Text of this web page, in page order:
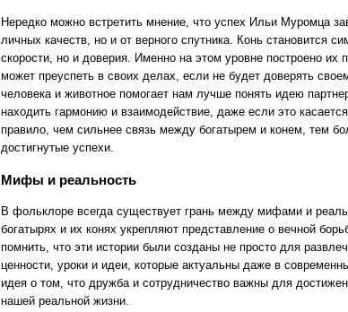
Нередко можно встретить мнение, что успех Ильи Муромца
личных качеств, но и от верного спутника. Конь становится
скорости, но и доверия. Именно на этом уровне построено их
может преуспеть в своих делах, если не будет доверять
человека и животное помогает нам лучше понять идею
находить гармонию и взаимодействие, даже если это
правило, чем сильнее связь между богатырем и конем, тем
достигнутые успехи.
Мифы и реальность
В фольклоре всегда существует грань между мифами и
богатырях и их конях укрепляют представление о вечной
помнить, что эти истории были созданы не просто для
ценности, уроки и идеи, которые актуальны даже в
идея о том, что дружба и сотрудничество важны для
нашей реальной жизни.